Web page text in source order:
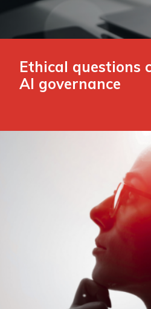
Ethical questions
AI governance